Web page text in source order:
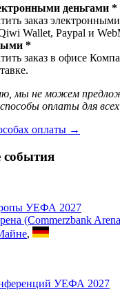
деньгами *
заказ
Wallet, Paypal и
*
заказ в офисе
мы не можем
оплаты для
оплаты →
УЕФА 2027
(Commerzbank
,
УЕФА 2027